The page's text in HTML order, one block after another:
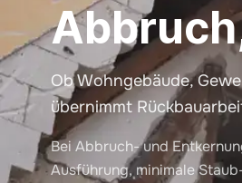
Ob Wohngebäude,
übernimmt
Bei Abbruch- und
Ausführung, minimale